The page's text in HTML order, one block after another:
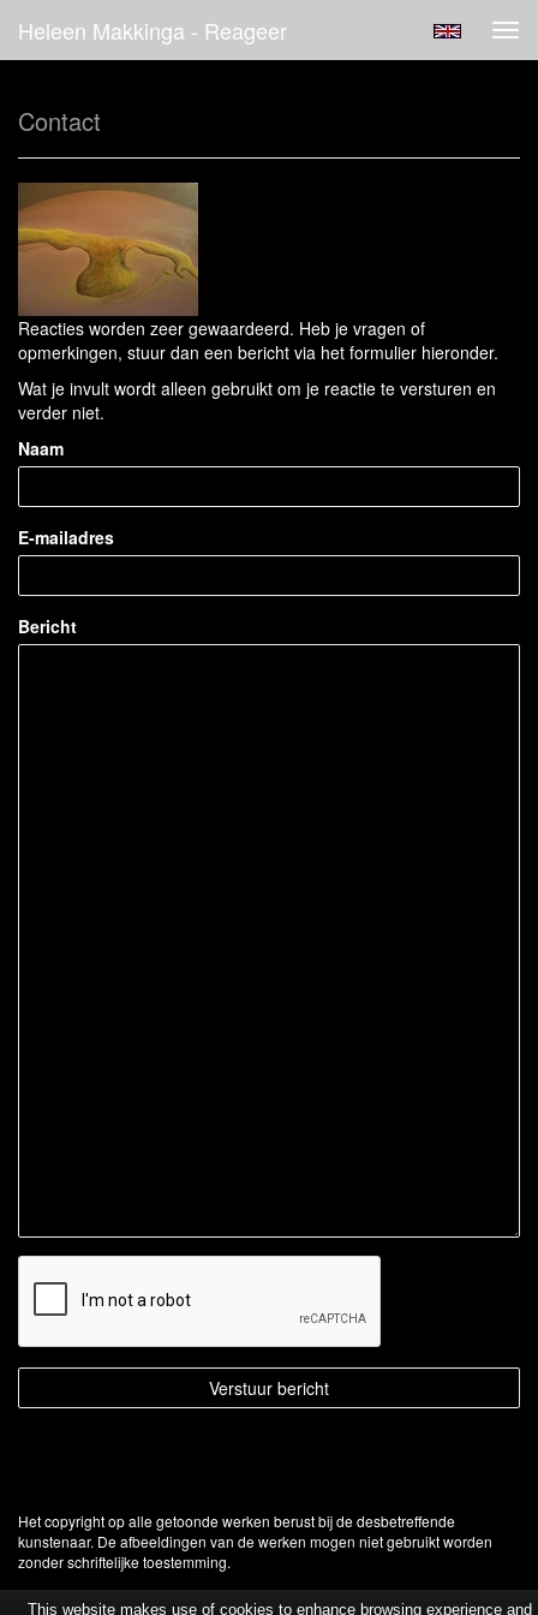
Heleen Makkinga - Reageer
Contact
Reacties worden zeer gewaardeerd. Heb je vragen of
opmerkingen, stuur dan een bericht via het formulier hieronder.
Wat je invult wordt alleen gebruikt om je reactie te versturen en
verder niet.
Naam
E-mailadres
Bericht
Het copyright op alle getoonde werken berust bij de desbetreffende
kunstenaar. De afbeeldingen van de werken mogen niet gebruikt worden
zonder schriftelijke toestemming.
This website makes use of cookies to enhance browsing experience and